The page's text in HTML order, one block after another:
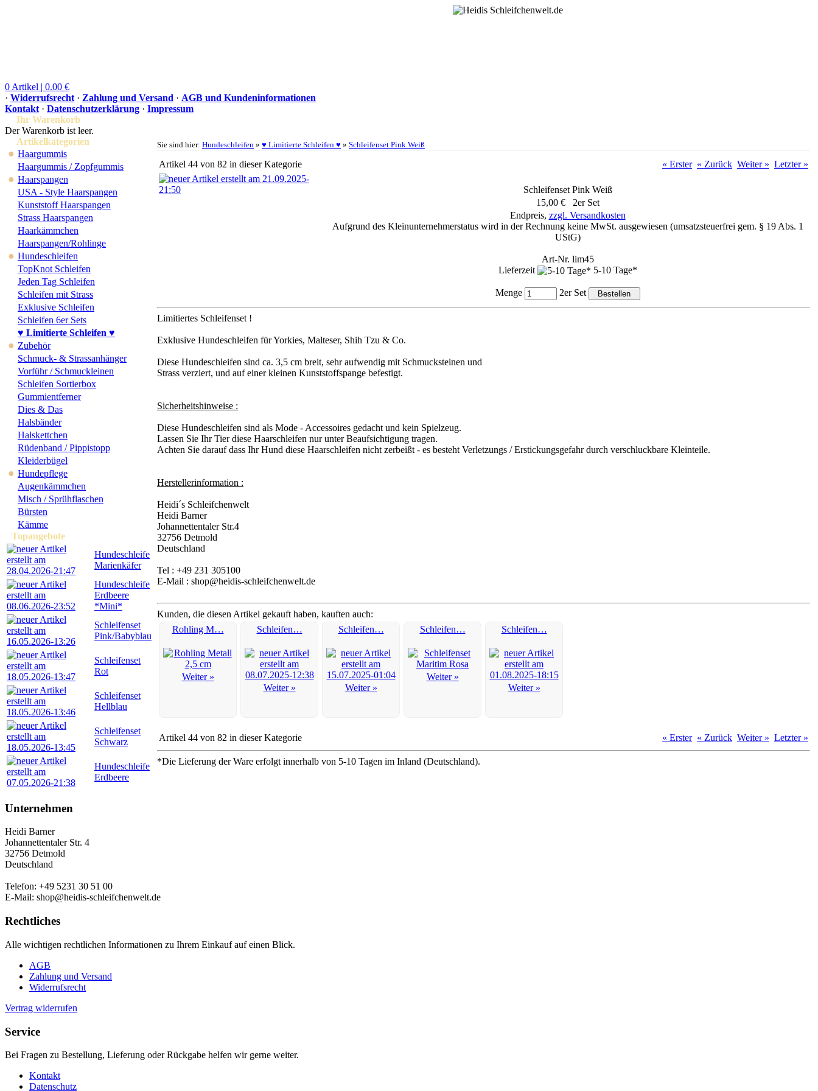
0 Artikel | 0.00 €
· Widerrufsrecht · Zahlung und Versand · AGB und Kundeninformationen
Kontakt · Datenschutzerklärung · Impressum
Ihr Warenkorb
Der Warenkorb ist leer.
Artikelkategorien
● Haargummis
Haargummis / Zopfgummis
● Haarspangen
USA - Style Haarspangen
Kunststoff Haarspangen
Strass Haarspangen
Haarkämmchen
Haarspangen/Rohlinge
● Hundeschleifen
TopKnot Schleifen
Jeden Tag Schleifen
Schleifen mit Strass
Exklusive Schleifen
Schleifen 6er Sets
♥ Limitierte Schleifen ♥
● Zubehör
Schmuck- & Strassanhänger
Vorführ / Schmuckleinen
Schleifen Sortierbox
Gummientferner
Dies & Das
Halsbänder
Halskettchen
Rüdenband / Pippistopp
Kleiderbügel
● Hundepflege
Augenkämmchen
Misch / Sprühflaschen
Bürsten
Kämme
Topangebote
Hundeschleife
Marienkäfer
Hundeschleife
Erdbeere
*Mini*
Schleifenset
Pink/Babyblau
Schleifenset
Rot
Schleifenset
Hellblau
Schleifenset
Schwarz
Hundeschleife
Erdbeere
Sie sind hier: Hundeschleifen » ♥ Limitierte Schleifen ♥ » Schleifenset Pink Weiß
Artikel 44 von 82 in dieser Kategorie « Erster « Zurück Weiter » Letzter »
Schleifenset Pink Weiß
15,00 € 2er Set
Endpreis, zzgl. Versandkosten
Aufgrund des Kleinunternehmerstatus wird in der Rechnung keine MwSt. ausgewiesen (umsatzsteuerfrei gem. § 19 Abs. 1
UStG)
Art-Nr. lim45
Lieferzeit
5-10 Tage*
Menge 2er Set
Limitiertes Schleifenset !
Exklusive Hundeschleifen für Yorkies, Malteser, Shih Tzu & Co.
Diese Hundeschleifen sind ca. 3,5 cm breit, sehr aufwendig mit Schmucksteinen und
Strass verziert, und auf einer kleinen Kunststoffspange befestigt.
Sicherheitshinweise :
Diese Hundeschleifen sind als Mode - Accessoires gedacht und kein Spielzeug.
Lassen Sie Ihr Tier diese Haarschleifen nur unter Beaufsichtigung tragen.
Achten Sie darauf dass Ihr Hund diese Haarschleifen nicht zerbeißt - es besteht Verletzungs / Erstickungsgefahr durch verschluckbare Kleinteile.
Herstellerinformation :
Heidi´s Schleifchenwelt
Heidi Barner
Johannettentaler Str.4
32756 Detmold
Deutschland
Tel : +49 231 305100
E-Mail : shop@heidis-schleifchenwelt.de
Kunden, die diesen Artikel gekauft haben, kauften auch:
Rohling M…
Weiter »
Schleifen…
Weiter »
Schleifen…
Weiter »
Schleifen…
Weiter »
Schleifen…
Weiter »
Artikel 44 von 82 in dieser Kategorie « Erster « Zurück Weiter » Letzter »
*Die Lieferung der Ware erfolgt innerhalb von 5-10 Tagen im Inland (Deutschland).
Unternehmen
Heidi Barner
Johannettentaler Str. 4
32756 Detmold
Deutschland
Telefon: +49 5231 30 51 00
E-Mail: shop@heidis-schleifchenwelt.de
Rechtliches
Alle wichtigen rechtlichen Informationen zu Ihrem Einkauf auf einen Blick.
AGB
Zahlung und Versand
Widerrufsrecht
Vertrag widerrufen
Service
Bei Fragen zu Bestellung, Lieferung oder Rückgabe helfen wir gerne weiter.
Kontakt
Datenschutz